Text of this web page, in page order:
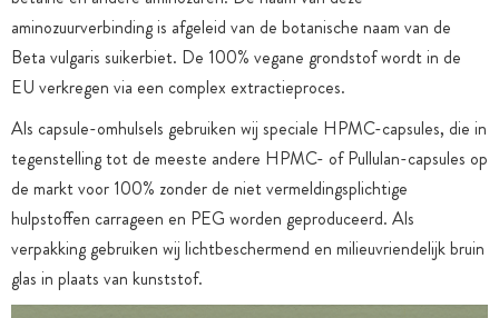
aminozuurverbinding is afgeleid van de botanische naam van de
Beta vulgaris suikerbiet. De 100% vegane grondstof wordt in de
EU verkregen via een complex extractieproces.
Als capsule-omhulsels gebruiken wij speciale HPMC-capsules, die in
tegenstelling tot de meeste andere HPMC- of Pullulan-capsules op
de markt voor 100% zonder de niet vermeldingsplichtige
hulpstoffen carrageen en PEG worden geproduceerd. Als
verpakking gebruiken wij lichtbeschermend en milieuvriendelijk bruin
glas in plaats van kunststof.